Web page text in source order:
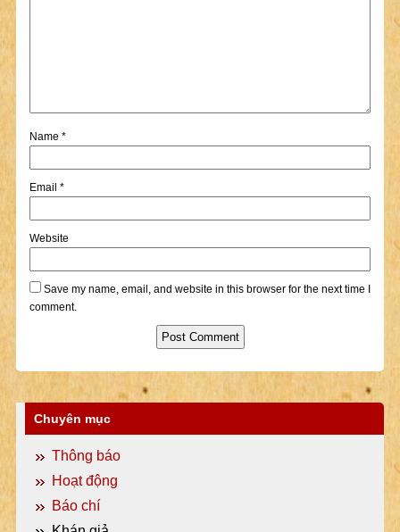
Name *
Email *
Website
Save my name, email, and website in this browser for the next time I
comment.
Chuyên mục
Thông báo
Hoạt động
Báo chí